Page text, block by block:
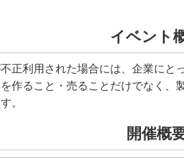
イベント
正利用された場合には、企業に
作ること・売ることだけでなく
。
開催概